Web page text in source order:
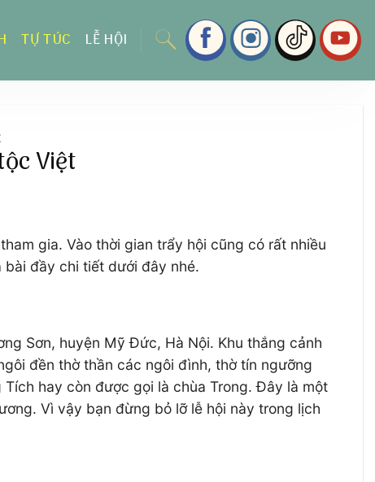
TỰ TÚC LỄ HỘI
Việt
gia. Vào thời gian trẩy hội cũng có rất nhiều
bài đầy chi tiết dưới đây nhé.
Sơn, huyện Mỹ Đức, Hà Nội. Khu thắng cảnh
đền thờ thần các ngôi đình, thờ tín ngưỡng
hay còn được gọi là chùa Trong. Đây là một
Vì vậy bạn đừng bỏ lỡ lễ hội này trong lịch